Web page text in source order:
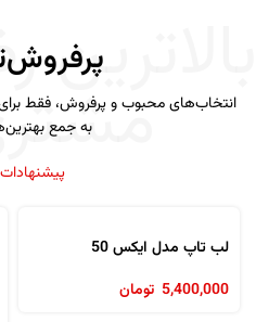
بالاترین
انتخاب‌های محبوب و پرفروش، فقط
به جمع
لب تاپ مدل ایکس 50
5,400,000 تومان